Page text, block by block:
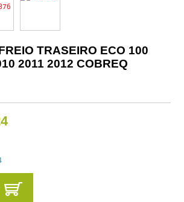
TRASEIRO ECO 100
2011 2012 COBREQ